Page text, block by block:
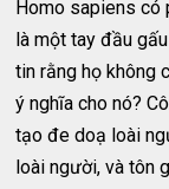
Homo sapiens có
là một tay đầu
tin rằng họ không
ý nghĩa cho nó?
tạo đe doạ loài
loài người, và tôn